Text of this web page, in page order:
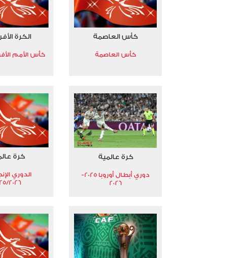
كأس العاصمة
كأس العاصمة
الكرة
كأس الأمم
كرة عالمية
دوري أبطال أوروبا 2025-
2026
كرة
الدوري
2026